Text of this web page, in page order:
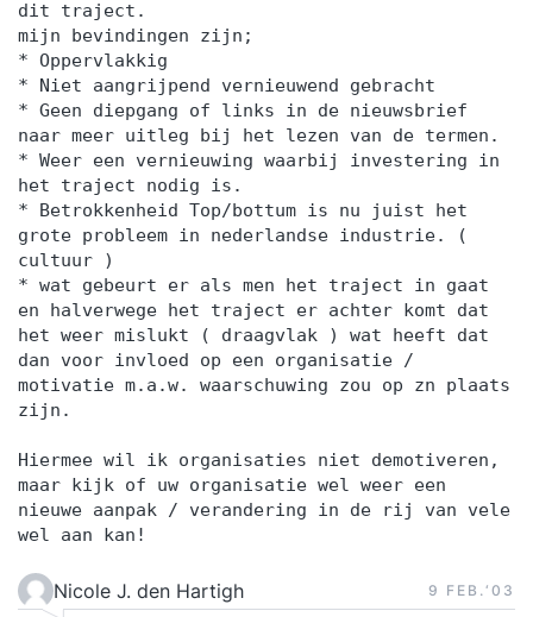
dit traject.
mijn bevindingen zijn;
* Oppervlakkig
* Niet aangrijpend vernieuwend gebracht
* Geen diepgang of links in de nieuwsbrief
naar meer uitleg bij het lezen van de termen.
* Weer een vernieuwing waarbij investering in
het traject nodig is.
* Betrokkenheid Top/bottum is nu juist het
grote probleem in nederlandse industrie. (
cultuur )
* wat gebeurt er als men het traject in gaat
en halverwege het traject er achter komt dat
het weer mislukt ( draagvlak ) wat heeft dat
dan voor invloed op een organisatie /
motivatie m.a.w. waarschuwing zou op zn plaats
zijn.
Hiermee wil ik organisaties niet demotiveren,
maar kijk of uw organisatie wel weer een
nieuwe aanpak / verandering in de rij van vele
wel aan kan!
Nicole J. den Hartigh 9 FEB.‘03